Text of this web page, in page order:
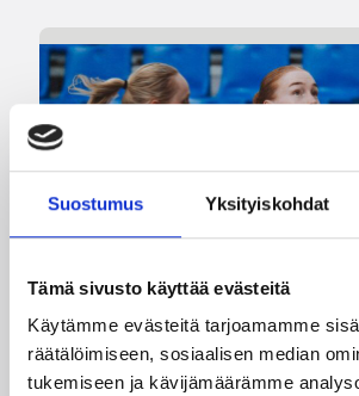
Suostumus Yksityiskohdat
Tämä sivusto käyttää evästeitä
Käytämme evästeitä tarjoamamme
räätälöimiseen, sosiaalisen median
tukemiseen ja kävijämäärämme
3×3 08.08.2026 22:58